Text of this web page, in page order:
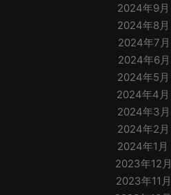
2024年9月
2024年8月
2024年7月
2024年6月
2024年5月
2024年4月
2024年3月
2024年2月
2024年1月
2023年12月
2023年11月